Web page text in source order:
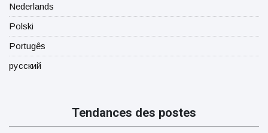
Nederlands
Polski
Portugês
русский
Tendances des postes